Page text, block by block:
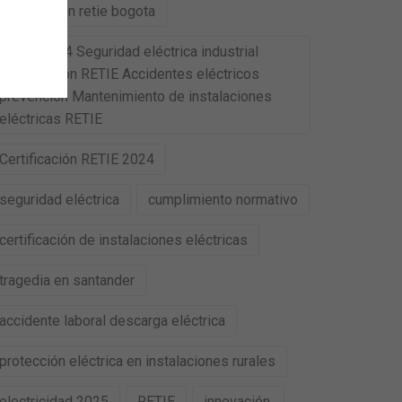
certificacion retie bogota
RETIE 2024 Seguridad eléctrica industrial
Certificación RETIE Accidentes eléctricos
prevención Mantenimiento de instalaciones
eléctricas RETIE
Certificación RETIE 2024
seguridad eléctrica cumplimiento normativo
certificación de instalaciones eléctricas
tragedia en santander
accidente laboral descarga eléctrica
protección eléctrica en instalaciones rurales